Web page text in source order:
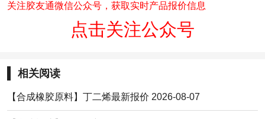
关注胶友通微信公众号，获取实时产品报价信息
点击关注公众号
相关阅读
【合成橡胶原料】丁二烯最新报价 2026-08-07